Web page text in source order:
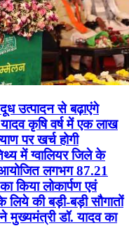
उत्पादन से बढ़ाएंगे
कृषि वर्ष में एक लाख
पर खर्च होगी
में ग्वालियर जिले के
लगभग 87.21
किया लोकार्पण एवं
की बड़ी-बड़ी सौगातों
मुख्यमंत्री डॉ. यादव का